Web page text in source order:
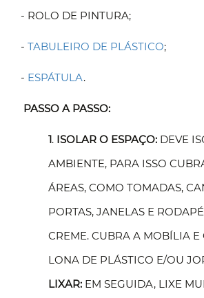
- ROLO DE PINTURA;
- TABULEIRO DE PLÁSTICO;
- ESPÁTULA.
PASSO A PASSO:
1. ISOLAR O ESPAÇO: DEVE
AMBIENTE, PARA ISSO
ÁREAS, COMO TOMADAS,
PORTAS, JANELAS E
CREME. CUBRA A MOBÍLIA
LONA DE PLÁSTICO E/OU
LIXAR: EM SEGUIDA, LIXE